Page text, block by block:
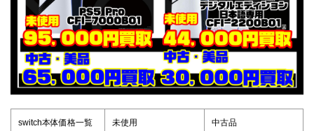
switch本体価格一覧 未使用 中古品